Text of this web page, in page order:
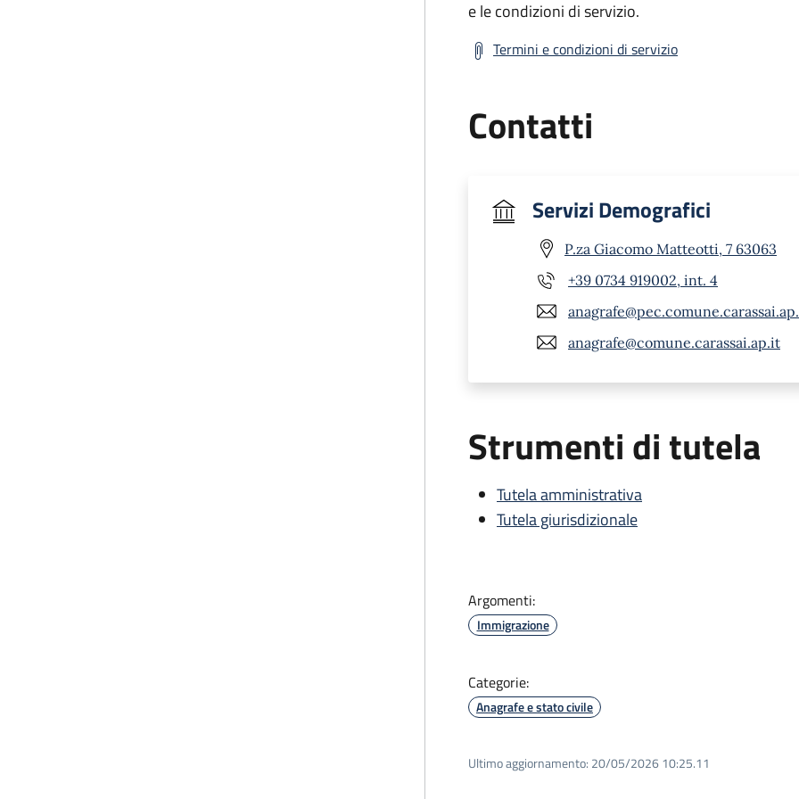
e le condizioni di servizio.
Termini e condizioni di servizio
Contatti
Servizi Demografici
P.za Giacomo Matteotti, 7 63063
+39 0734 919002, int. 4
anagrafe@comune.carassai.ap.it
Strumenti di tutela
Tutela amministrativa
Tutela giurisdizionale
Argomenti:
Immigrazione
Categorie:
Anagrafe e stato civile
Ultimo aggiornamento: 20/05/2026 10:25.11